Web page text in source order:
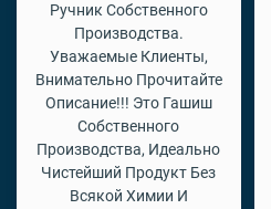
Ручник Собственного
Производства.
Уважаемые Клиенты,
Внимательно Прочитайте
Описание!!! Это Гашиш
Собственного
Производства, Идеально
Чистейший Продукт Без
Всякой Химии И